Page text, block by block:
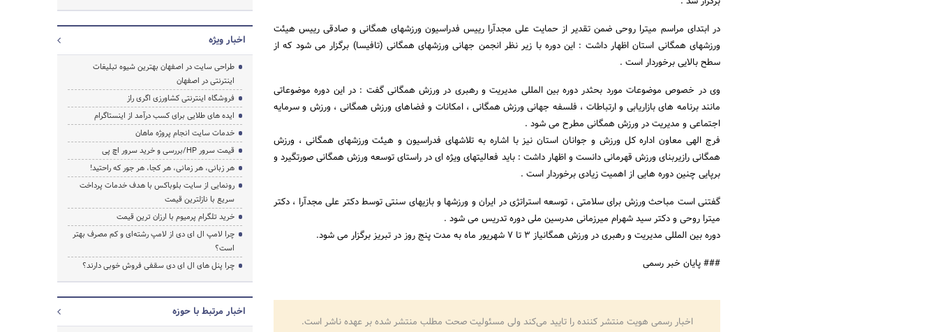
در ابتدای مراسم میترا روحی ضمن تقدیر از حمایت علی مجدآرا رییس فدراسیون ورزشهای همگانی و صادقی رییس هیئت
ورزشهای همگانی استان اظهار داشت : این دوره با زیر نظر انجمن جهانی ورزشهای همگانی (تافیسا) برگزار می شود که از
سطح بالایی برخوردار است .
وی در خصوص موضوعات مورد بحثدر دوره بین المللی مدیریت و رهبری در ورزش همگانی گفت : در این دوره موضوعاتی
مانند برنامه های بازاریابی و ارتباطات ، فلسفه جهانی ورزش همگانی ، امکانات و فضاهای ورزش همگانی ، ورزش و سرمایه
اجتماعی و مدیریت در ورزش همگانی مطرح می شود .
فرج الهی معاون اداره کل ورزش و جوانان استان نیز با اشاره به تلاشهای فدراسیون و هیئت ورزشهای همگانی ، ورزش
همگانی رازیربنای ورزش قهرمانی دانست و اظهار داشت : باید فعالیتهای ویژه ای در راستای توسعه ورزش همگانی صورتگیرد و
برپایی چنین دوره هایی از اهمیت زیادی برخوردار است .
گفتنی است مباحث ورزش برای سلامتی ، توسعه استراتژی در ایران و ورزشها و بازیهای سنتی توسط دکتر علی مجدآرا ، دکتر
میترا روحی و دکتر سید شهرام میرزمانی مدرسین ملی دوره تدریس می شود .
دوره بین المللی مدیریت و رهبری در ورزش همگانیاز 3 تا 7 شهریور ماه به مدت پنج روز در تبریز برگزار می شود.
### پایان خبر رسمی
اخبار رسمی هویت منتشر کننده را تایید می‌کند ولی مسئولیت صحت مطلب منتشر شده بر عهده ناشر است.
اخبار ویژه
طراحی سایت در اصفهان بهترین شیوه تبلیغات
اینترنتی در اصفهان
فروشگاه اینترنتی کشاورزی اگری راز
ایده های طلایی برای کسب درآمد از اینستاگرام
خدمات سایت انجام پروژه ماهان
قیمت سرور HP/بررسی و خرید سرور اچ پی
هر زبانی، هر زمانی، هر کجا، هر جور که راحتید!
رونمایی از سایت بلوباکس با هدف خدمات پرداخت
سریع با نازلترین قیمت
خرید تلگرام پرمیوم با ارزان ترین قیمت
چرا لامپ ال ای دی از لامپ رشته‌ای و کم مصرف بهتر
است؟
چرا پنل های ال ای دی سقفی فروش خوبی دارند؟
اخبار مرتبط با حوزه